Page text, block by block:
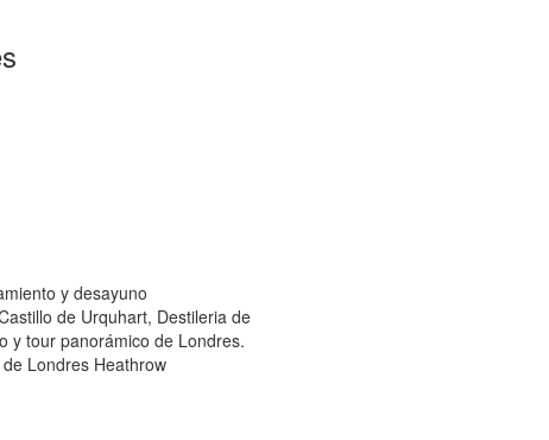
y desayuno
de Urquhart, Destileria de
y tour panorámico de Londres.
Londres Heathrow